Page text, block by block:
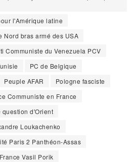
l'Amérique latine
Nord bras armé des USA
Communiste du Venezuela PCV
PC de Belgique
Peuple AFAR
Pologne fasciste
Communiste en France
d'Orient
Loukachenko
Paris 2 Panthéon-Assas
Vasil Porik